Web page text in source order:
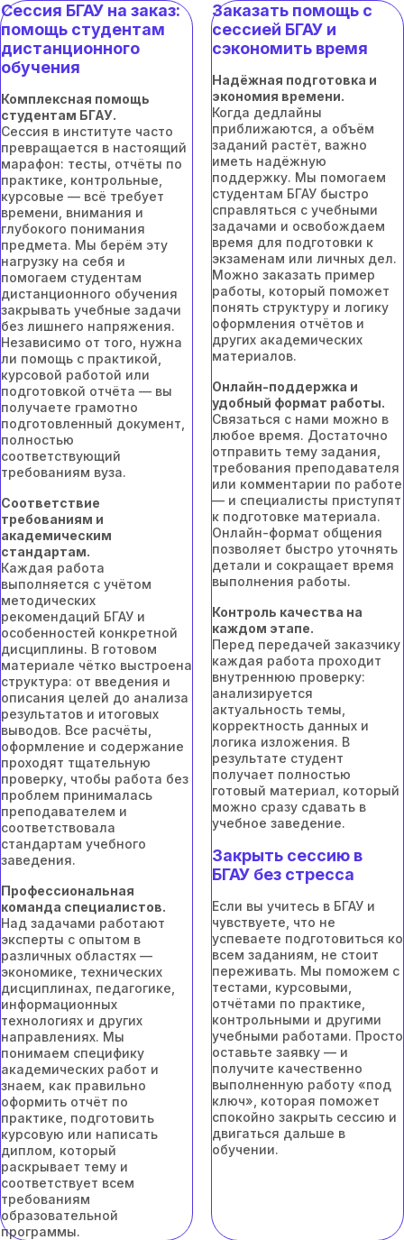
Сессия БГАУ на заказ:
помощь студентам
дистанционного
обучения
Комплексная помощь
студентам БГАУ.
Сессия в институте часто
превращается в настоящий
марафон: тесты, отчёты по
практике, контрольные,
курсовые — всё требует
времени, внимания и
глубокого понимания
предмета. Мы берём эту
нагрузку на себя и
помогаем студентам
дистанционного обучения
закрывать учебные задачи
без лишнего напряжения.
Независимо от того, нужна
ли помощь с практикой,
курсовой работой или
подготовкой отчёта — вы
получаете грамотно
подготовленный документ,
полностью
соответствующий
требованиям вуза.
Соответствие
требованиям и
академическим
стандартам.
Каждая работа
выполняется с учётом
методических
рекомендаций БГАУ и
особенностей конкретной
дисциплины. В готовом
материале чётко выстроена
структура: от введения и
описания целей до анализа
результатов и итоговых
выводов. Все расчёты,
оформление и содержание
проходят тщательную
проверку, чтобы работа без
проблем принималась
преподавателем и
соответствовала
стандартам учебного
заведения.
Профессиональная
команда специалистов.
Над задачами работают
эксперты с опытом в
различных областях —
экономике, технических
дисциплинах, педагогике,
информационных
технологиях и других
направлениях. Мы
понимаем специфику
академических работ и
знаем, как правильно
оформить отчёт по
практике, подготовить
курсовую или написать
диплом, который
раскрывает тему и
соответствует всем
требованиям
образовательной
программы.
Заказать помощь с
сессией БГАУ и
сэкономить время
Надёжная подготовка и
экономия времени.
Когда дедлайны
приближаются, а объём
заданий растёт, важно
иметь надёжную
поддержку. Мы помогаем
студентам БГАУ быстро
справляться с учебными
задачами и освобождаем
время для подготовки к
экзаменам или личных дел.
Можно заказать пример
работы, который поможет
понять структуру и логику
оформления отчётов и
других академических
материалов.
Онлайн-поддержка и
удобный формат работы.
Связаться с нами можно в
любое время. Достаточно
отправить тему задания,
требования преподавателя
или комментарии по работе
— и специалисты приступят
к подготовке материала.
Онлайн-формат общения
позволяет быстро уточнять
детали и сокращает время
выполнения работы.
Контроль качества на
каждом этапе.
Перед передачей заказчику
каждая работа проходит
внутреннюю проверку:
анализируется
актуальность темы,
корректность данных и
логика изложения. В
результате студент
получает полностью
готовый материал, который
можно сразу сдавать в
учебное заведение.
Закрыть сессию в
БГАУ без стресса
Если вы учитесь в БГАУ и
чувствуете, что не
успеваете подготовиться ко
всем заданиям, не стоит
переживать. Мы поможем с
тестами, курсовыми,
отчётами по практике,
контрольными и другими
учебными работами. Просто
оставьте заявку — и
получите качественно
выполненную работу «под
ключ», которая поможет
спокойно закрыть сессию и
двигаться дальше в
обучении.